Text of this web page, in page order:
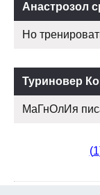
Анастрозол
Но
Туриновер
МаГнОлИя
(1